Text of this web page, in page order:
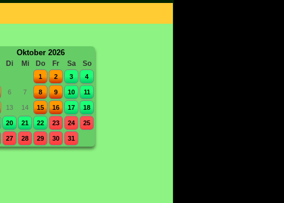
Oktober 2026
Di Mi Do Fr Sa So
1 2 3 4
6 7 8 9 10 11
13 14 15 16 17 18
20 21 22 23 24 25
27 28 29 30 31